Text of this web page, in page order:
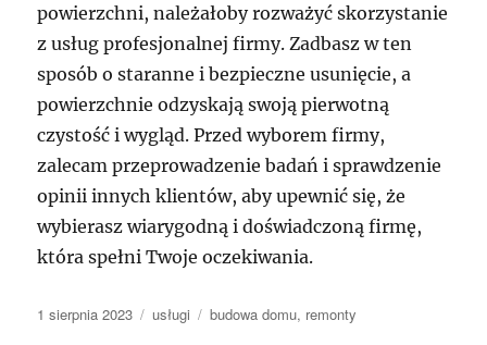
powierzchni, należałoby rozważyć skorzystanie
z usług profesjonalnej firmy. Zadbasz w ten
sposób o staranne i bezpieczne usunięcie, a
powierzchnie odzyskają swoją pierwotną
czystość i wygląd. Przed wyborem firmy,
zalecam przeprowadzenie badań i sprawdzenie
opinii innych klientów, aby upewnić się, że
wybierasz wiarygodną i doświadczoną firmę,
która spełni Twoje oczekiwania.
Data
1 sierpnia 2023 Kategorie
usługi Tagi
budowa domu, remonty